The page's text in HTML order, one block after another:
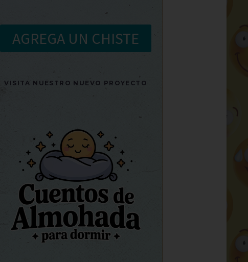
AGREGA UN CHISTE
VISITA NUESTRO NUEVO PROYECTO